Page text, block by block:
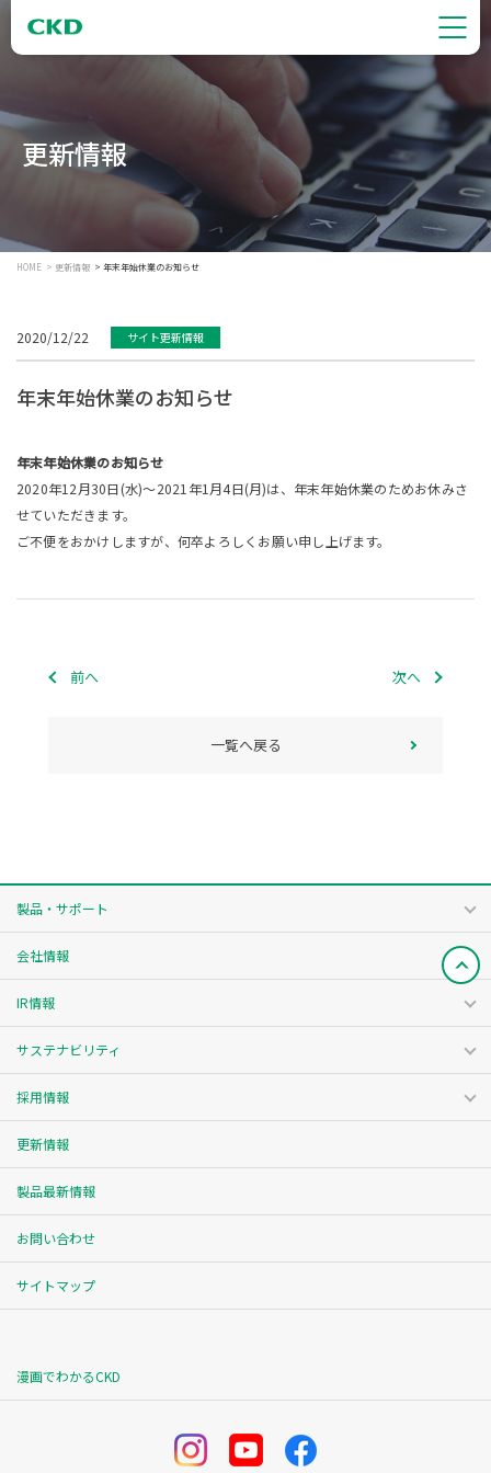
更新情報
HOME 更新情報 年末年始休業のお知らせ
2020/12/22 サイト更新情報
年末年始休業のお知らせ
年末年始休業のお知らせ
2020年12月30日(水)～2021年1月4日(月)は、年末年始休業のためお休みさ
せていただきます。
ご不便をおかけしますが、何卒よろしくお願い申し上げます。
前へ 次へ
一覧へ戻る
製品・サポート
会社情報
IR情報
サステナビリティ
採用情報
更新情報
製品最新情報
お問い合わせ
サイトマップ
漫画でわかるCKD